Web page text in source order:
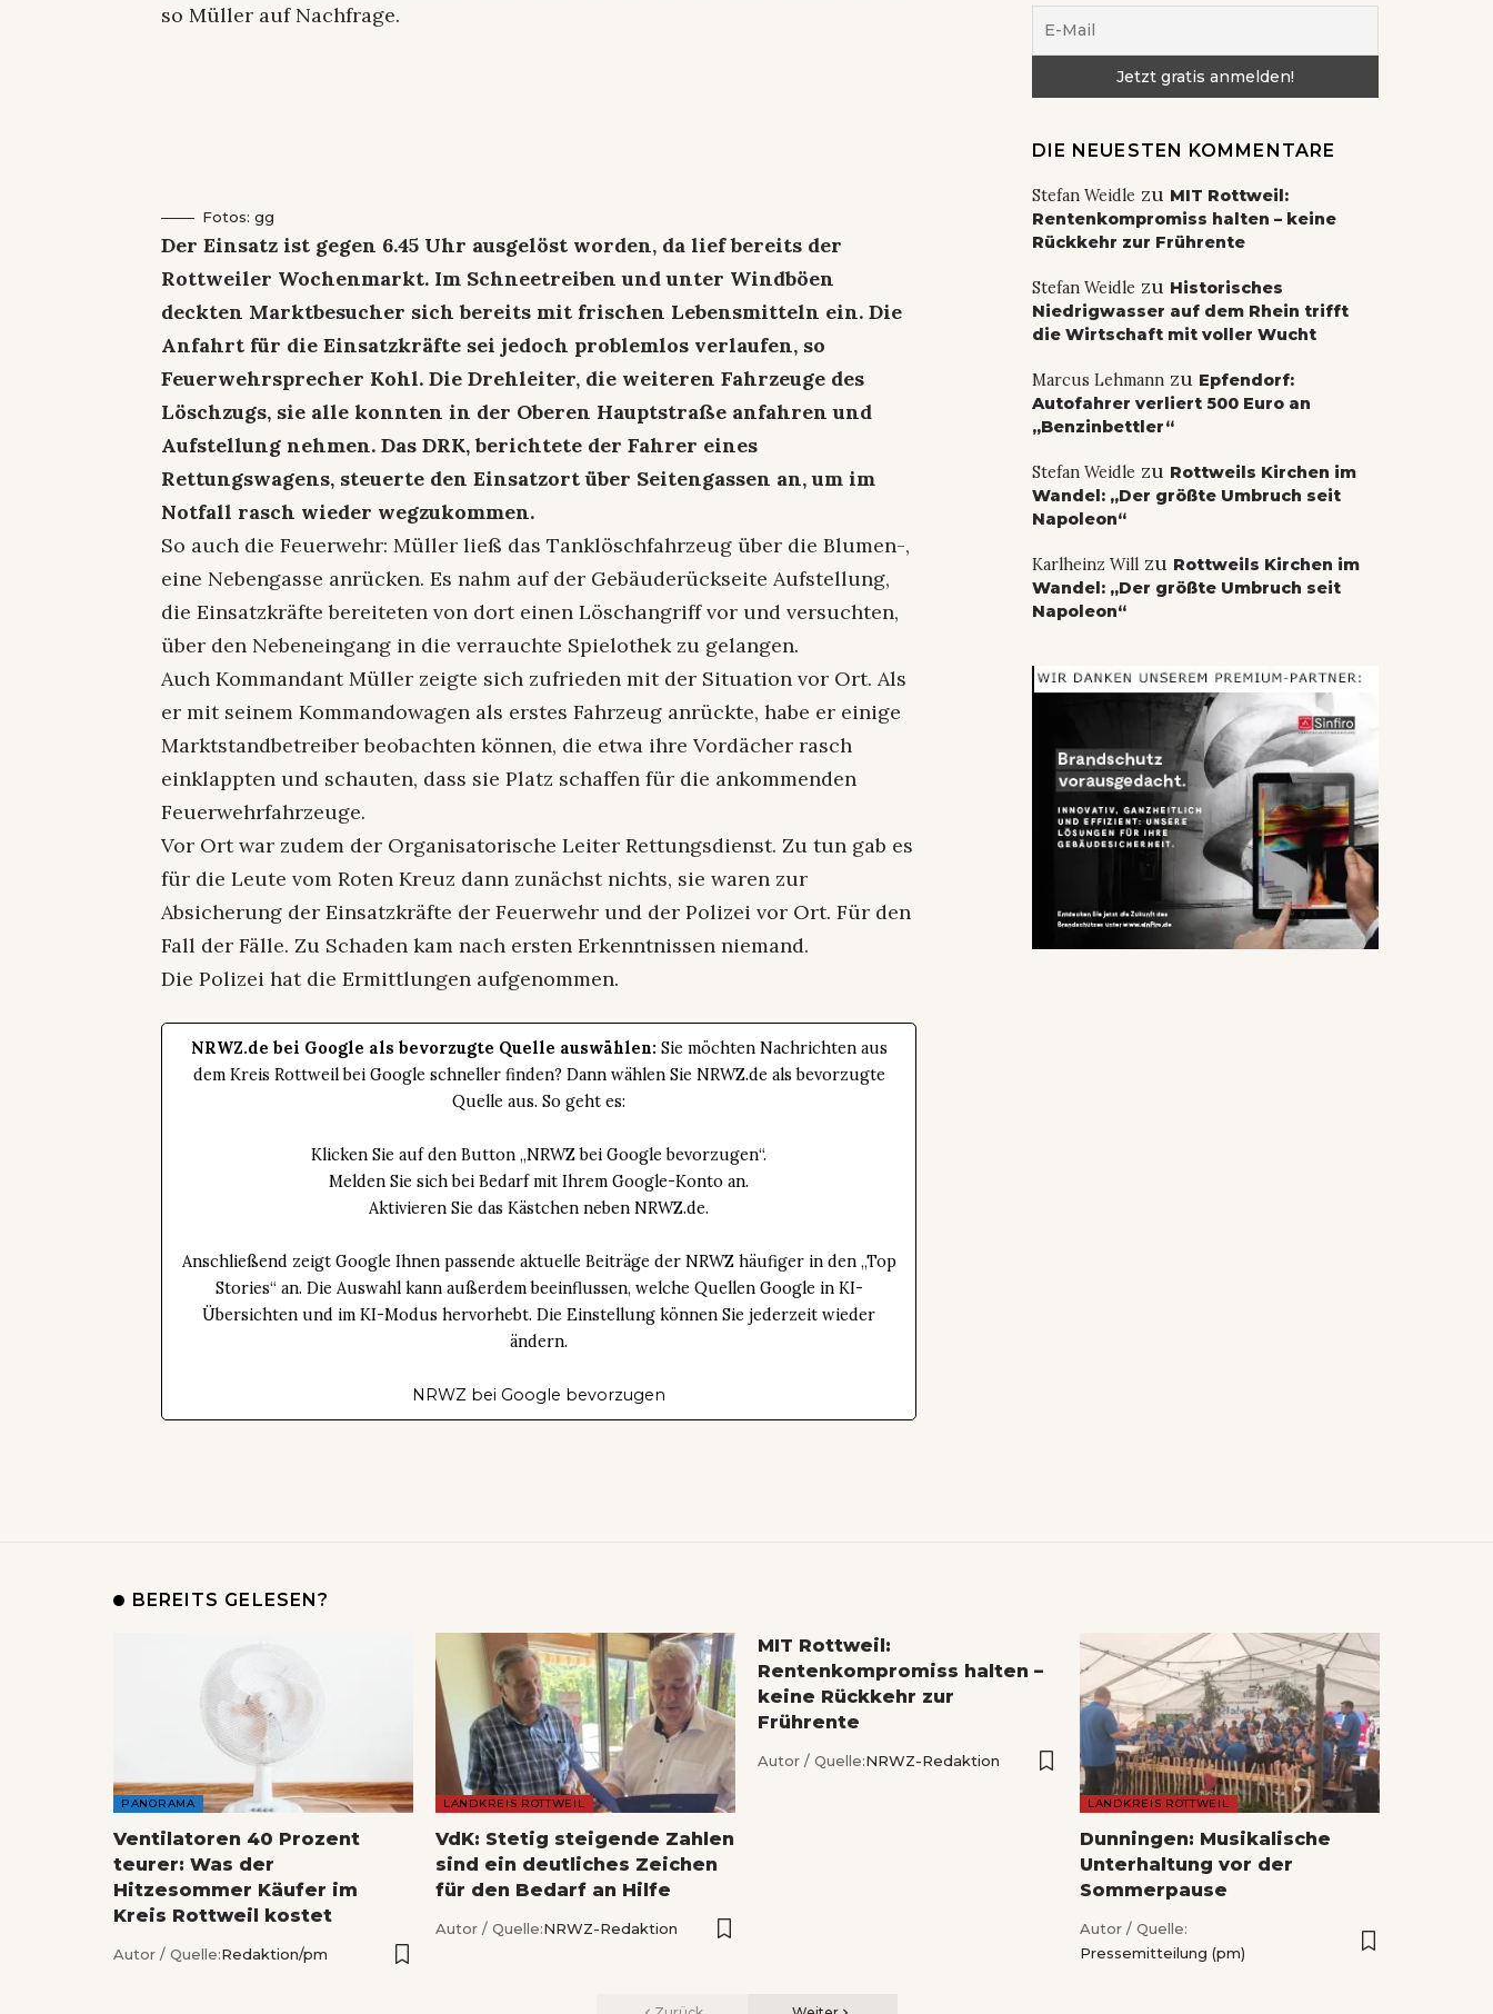
so Müller auf Nachfrage.
Fotos: gg
Der Einsatz ist gegen 6.45 Uhr ausgelöst worden, da lief bereits der
Rottweiler Wochenmarkt. Im Schneetreiben und unter Windböen
deckten Marktbesucher sich bereits mit frischen Lebensmitteln ein. Die
Anfahrt für die Einsatzkräfte sei jedoch problemlos verlaufen, so
Feuerwehrsprecher Kohl. Die Drehleiter, die weiteren Fahrzeuge des
Löschzugs, sie alle konnten in der Oberen Hauptstraße anfahren und
Aufstellung nehmen. Das DRK, berichtete der Fahrer eines
Rettungswagens, steuerte den Einsatzort über Seitengassen an, um im
Notfall rasch wieder wegzukommen.
So auch die Feuerwehr: Müller ließ das Tanklöschfahrzeug über die Blumen-,
eine Nebengasse anrücken. Es nahm auf der Gebäuderückseite Aufstellung,
die Einsatzkräfte bereiteten von dort einen Löschangriff vor und versuchten,
über den Nebeneingang in die verrauchte Spielothek zu gelangen.
Auch Kommandant Müller zeigte sich zufrieden mit der Situation vor Ort. Als
er mit seinem Kommandowagen als erstes Fahrzeug anrückte, habe er einige
Marktstandbetreiber beobachten können, die etwa ihre Vordächer rasch
einklappten und schauten, dass sie Platz schaffen für die ankommenden
Feuerwehrfahrzeuge.
Vor Ort war zudem der Organisatorische Leiter Rettungsdienst. Zu tun gab es
für die Leute vom Roten Kreuz dann zunächst nichts, sie waren zur
Absicherung der Einsatzkräfte der Feuerwehr und der Polizei vor Ort. Für den
Fall der Fälle. Zu Schaden kam nach ersten Erkenntnissen niemand.
Die Polizei hat die Ermittlungen aufgenommen.
NRWZ.de bei Google als bevorzugte Quelle auswählen: Sie möchten Nachrichten aus
dem Kreis Rottweil bei Google schneller finden? Dann wählen Sie NRWZ.de als bevorzugte
Quelle aus. So geht es:
Klicken Sie auf den Button „NRWZ bei Google bevorzugen“.
Melden Sie sich bei Bedarf mit Ihrem Google-Konto an.
Aktivieren Sie das Kästchen neben NRWZ.de.
Anschließend zeigt Google Ihnen passende aktuelle Beiträge der NRWZ häufiger in den „Top
Stories“ an. Die Auswahl kann außerdem beeinflussen, welche Quellen Google in KI-
Übersichten und im KI-Modus hervorhebt. Die Einstellung können Sie jederzeit wieder
ändern.
NRWZ bei Google bevorzugen
DIE NEUESTEN KOMMENTARE
Stefan Weidle zu MIT Rottweil:
Rentenkompromiss halten – keine
Rückkehr zur Frührente
Stefan Weidle zu Historisches
Niedrigwasser auf dem Rhein trifft
die Wirtschaft mit voller Wucht
Marcus Lehmannzu Epfendorf:
Autofahrer verliert 500 Euro an
„Benzinbettler“
Stefan Weidle zu Rottweils Kirchen im
Wandel: „Der größte Umbruch seit
Napoleon“
Karlheinz Willzu Rottweils Kirchen im
Wandel: „Der größte Umbruch seit
Napoleon“
BEREITS GELESEN?
PANORAMA
Ventilatoren 40 Prozent
teurer: Was der
Hitzesommer Käufer im
Kreis Rottweil kostet
Autor / Quelle:Redaktion/pm
LANDKREIS ROTTWEIL
VdK: Stetig steigende Zahlen
sind ein deutliches Zeichen
für den Bedarf an Hilfe
Autor / Quelle:NRWZ-Redaktion
MIT Rottweil:
Rentenkompromiss halten –
keine Rückkehr zur
Frührente
Autor / Quelle:NRWZ-Redaktion
LANDKREIS ROTTWEIL
Dunningen: Musikalische
Unterhaltung vor der
Sommerpause
Autor / Quelle:
Pressemitteilung (pm)